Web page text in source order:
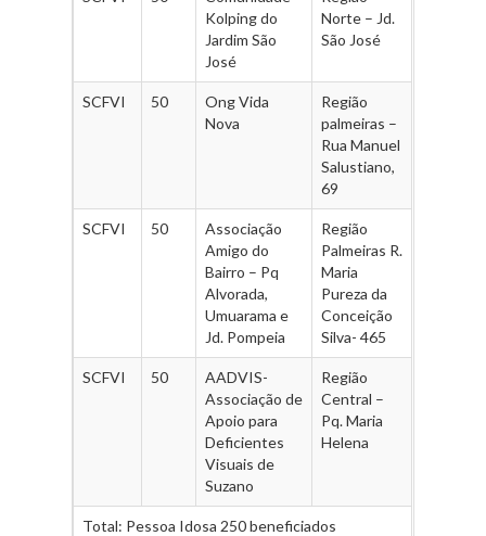
Kolping do
Jardim São
José
Norte – Jd.
São José
SCFVI 50
Ong Vida
Nova
Região
palmeiras –
Rua Manuel
Salustiano,
69
SCFVI 50
Associação
Amigo do
Bairro – Pq
Alvorada,
Umuarama e
Jd. Pompeia
Região
Palmeiras R.
Maria
Pureza da
Conceição
Silva- 465
SCFVI 50
AADVIS-
Associação de
Apoio para
Deficientes
Visuais de
Suzano
Região
Central –
Pq. Maria
Helena
Total: Pessoa Idosa 250 beneficiados